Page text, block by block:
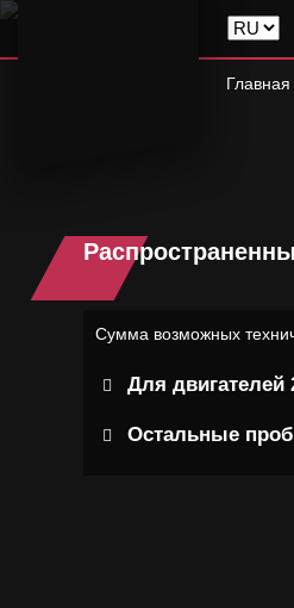
Главная
Сумма возможных
Для двигателей
Остальные